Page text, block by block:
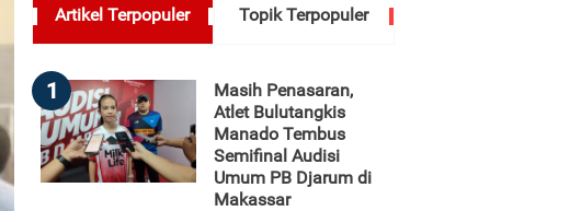
Artikel Terpopuler Topik Terpopuler
1
Masih Penasaran,
Atlet Bulutangkis
Manado Tembus
Semifinal Audisi
Umum PB Djarum di
Makassar